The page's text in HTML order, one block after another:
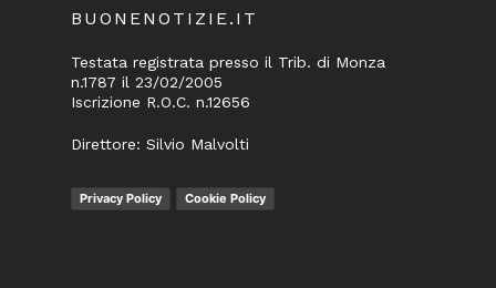
BUONENOTIZIE.IT
Testata registrata presso il Trib. di Monza
n.1787 il 23/02/2005
Iscrizione R.O.C. n.12656
Direttore: Silvio Malvolti
Privacy Policy Cookie Policy